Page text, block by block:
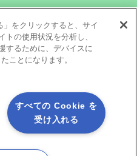
メディア
」をクリックすると、サイ
トの使用状況を分析し、
するために、デバイスに
ことになります。
すべての Cookie を
受け入れる